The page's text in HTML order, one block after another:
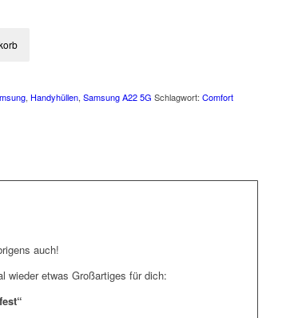
, Handyhüllen,Samsung A22 5G Schlagwort:Comfort
auch!
wieder etwas Großartiges für dich: